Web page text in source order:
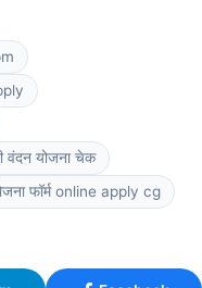
वंदन योजना चेक
फॉर्म online apply cg